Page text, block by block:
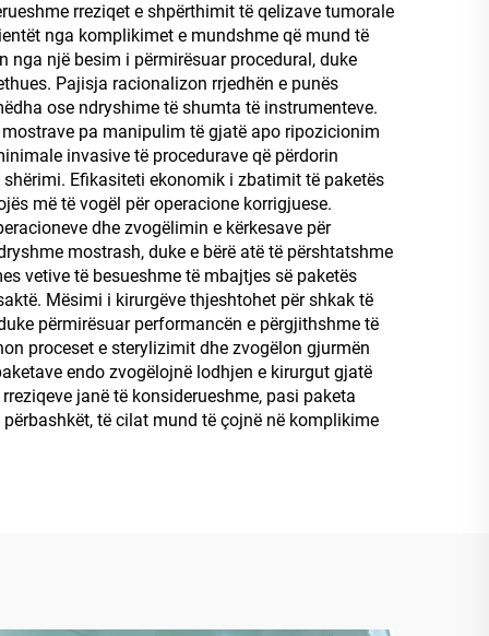
rreziqet e shpërthimit të qelizave tumorale
nga komplikimet e mundshme që mund të
një besim i përmirësuar procedural, duke
Pajisja racionalizon rrjedhën e punës
ose ndryshime të shumta të instrumenteve.
pa manipulim të gjatë apo ripozicionim
invasive të procedurave që përdorin
Efikasiteti ekonomik i zbatimit të paketës
më të vogël për operacione korrigjuese.
dhe zvogëlimin e kërkesave për
mostrash, duke e bërë atë të përshtatshme
vetive të besueshme të mbajtjes së paketës
Mësimi i kirurgëve thjeshtohet për shkak të
përmirësuar performancën e përgjithshme të
proceset e sterylizimit dhe zvogëlon gjurmën
endo zvogëlojnë lodhjen e kirurgut gjatë
janë të konsiderueshme, pasi paketa
të cilat mund të çojnë në komplikime